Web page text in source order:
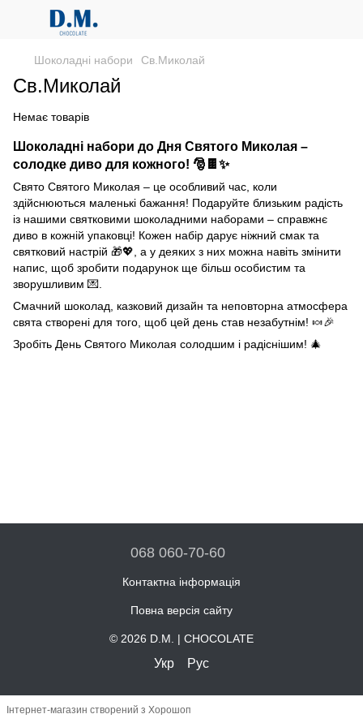
Шоколадні набори Св.Миколай
Св.Миколай
Немає товарів
Шоколадні набори до Дня Святого Миколая –
солодке диво для кожного! 🎅🍫✨
Свято Святого Миколая – це особливий час, коли
здійснюються маленькі бажання! Подаруйте близьким радість
із нашими святковими шоколадними наборами – справжнє
диво в кожній упаковці! Кожен набір дарує ніжний смак та
святковий настрій 🎁💖, а у деяких з них можна навіть змінити
напис, щоб зробити подарунок ще більш особистим та
зворушливим 💌.
Смачний шоколад, казковий дизайн та неповторна атмосфера
свята створені для того, щоб цей день став незабутнім! 🍬🎉
Зробіть День Святого Миколая солодшим і радіснішим! 🎄
068 060-70-60
Контактна інформація
Повна версія сайту
© 2026 D.M. | CHOCOLATE
Укр Рус
Інтернет-магазин створений з Хорошоп